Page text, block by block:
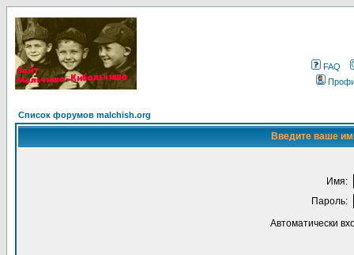
FAQ
Список форумов malchish.org
Введите ваше
Имя:
Пароль:
Автоматически